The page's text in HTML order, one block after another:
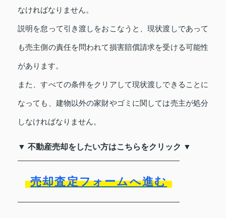
なければなりません。
説明を怠って引き渡しをおこなうと、現状渡しであって
も売主側の責任を問われて損害賠償請求を受ける可能性
があります。
また、すべての条件をクリアして現状渡しできることに
なっても、建物以外の家財やゴミに関しては売主が処分
しなければなりません。
▼ 不動産売却をしたい方はこちらをクリック ▼
売却査定フォームへ進む